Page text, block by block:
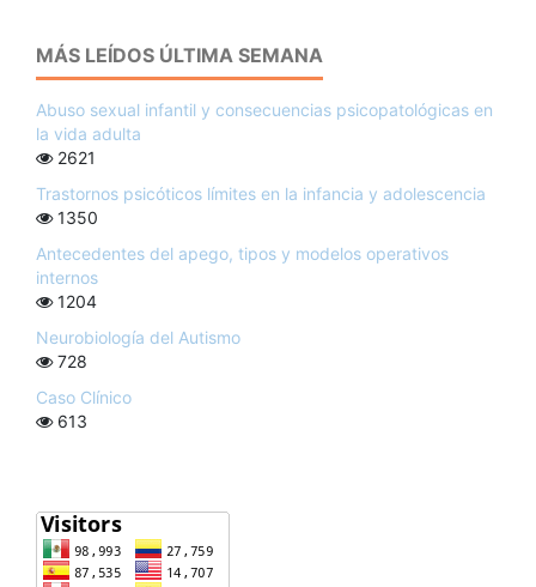
MÁS LEÍDOS ÚLTIMA SEMANA
Abuso sexual infantil y consecuencias psicopatológicas en
la vida adulta
2621
Trastornos psicóticos límites en la infancia y adolescencia
1350
Antecedentes del apego, tipos y modelos operativos
internos
1204
Neurobiología del Autismo
728
Caso Clínico
613